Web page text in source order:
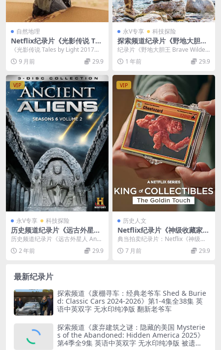
自然地理
Netflix纪录片《光影传说 Tal
es by Light 2017》第二季全
6集 英语中字 1080P/MP4/2.
99G 光影传说
《光影传说 Tales by Light 2017》
第二季：镜头下的世界万象与人...
9 月前 29.9
永V专享 科技探险
探索频道纪录片《野地大胆王/
狼叔荒野探险 Brave Wildern
ess 2023》第5-8季全60集 英
语中英双字 官方纯净版 1080
纪录片《野地大胆王 Brave Wilder
ness 2023》第5-8季全60...
1 年前 29.9
VIP
永V专享 科技探险
历史频道纪录片《远古外星人/
外星生命探索纪录片 Ancient
Aliens 2012》 第六季全22集
英语中字 高清/MP4/6.43G
历史频道纪录片《远古外星人 Anci
ent Aliens 2012》 第六季全2...
2 年前 29.9
VIP
历史人文
Netflix纪录片《神级收藏家：
点石成金拍卖行 King of Coll
ectibles: The Goldin Touch
2024》第二季全8集 英语多国
典当拍卖纪录片：Netflix《神级收
藏家：点石成金拍卖行King of Col...
7 月前 29.9
最新纪录片
探索频道《废棚寻车：经典老爷车 Shed & Burie
d: Classic Cars 2024-2026》第1-4集全38集 英
语中英双字 无水印纯净版 翻新老爷车
探索频道《废弃建筑之谜：隐藏的美国 Mysterie
s of the Abandoned: Hidden America 2025》
第4季全9集 英语中英双字 无水印纯净版 被遗弃